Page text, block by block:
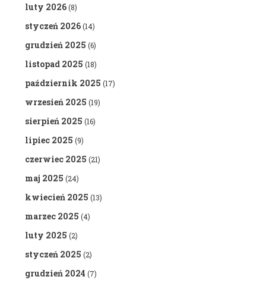
luty 2026(8)
styczeń 2026(14)
grudzień 2025 (6)
listopad 2025 (18)
październik 2025 (17)
wrzesień 2025 (19)
sierpień 2025 (16)
lipiec 2025 (9)
czerwiec 2025 (21)
maj 2025 (24)
kwiecień 2025 (13)
marzec 2025 (4)
luty 2025 (2)
styczeń 2025 (2)
grudzień 2024 (7)